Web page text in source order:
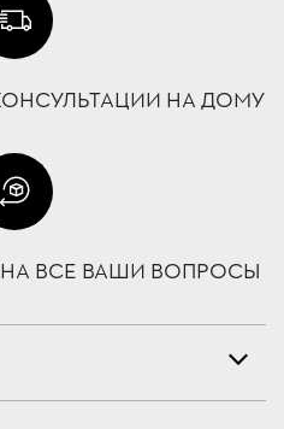
НА ДОМУ
ВСЕ ВАШИ ВОПРОСЫ